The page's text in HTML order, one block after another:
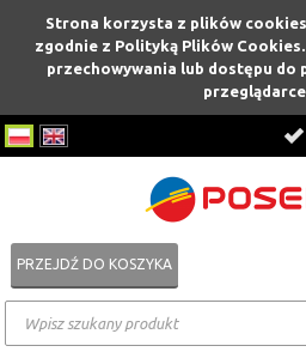
Strona korzysta z plików
zgodnie z Polityką Plików
przechowywania lub dostępu do
PRZEJDŹ DO KOSZYKA